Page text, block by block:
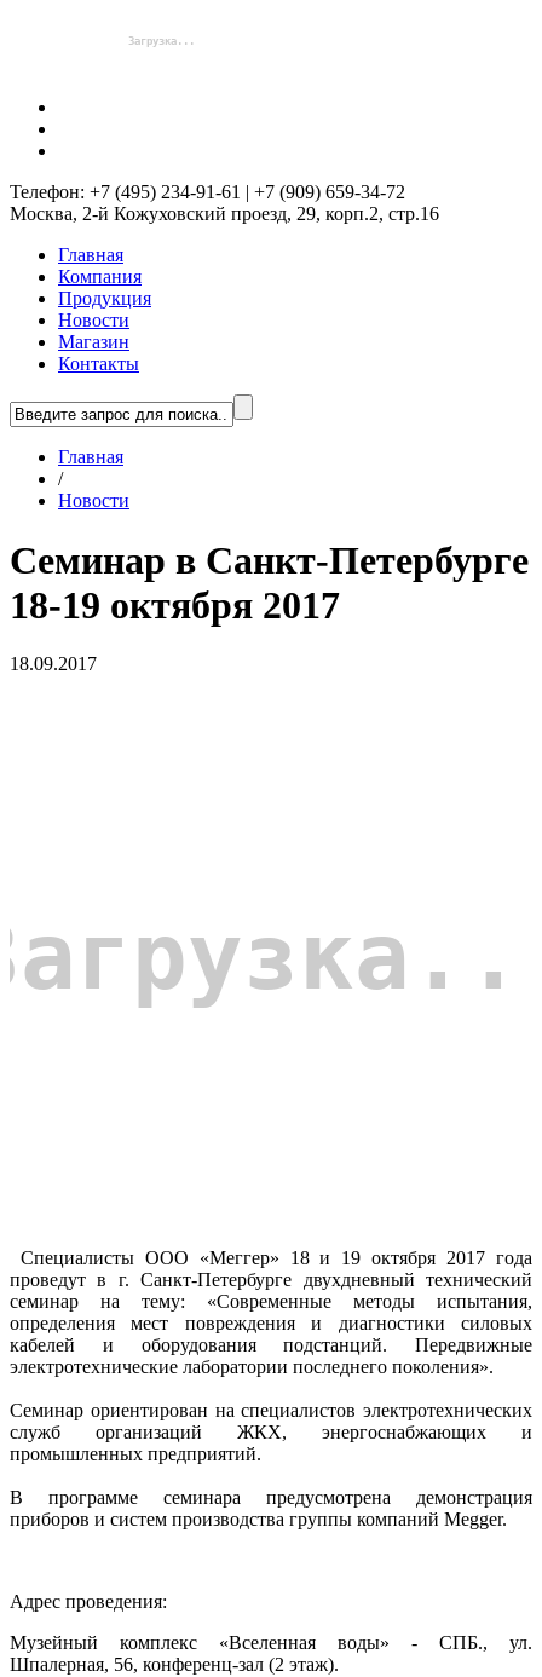
Телефон: +7 (495) 234-91-61 | +7 (909) 659-34-72
Москва, 2-й Кожуховский проезд, 29, корп.2, стр.16
Главная
Компания
Продукция
Новости
Магазин
Контакты
Главная
/
Новости
Семинар в Санкт-Петербурге
18-19 октября 2017
18.09.2017
Специалисты ООО «Меггер» 18 и 19 октября 2017 года
проведут в г. Санкт-Петербурге двухдневный технический
семинар на тему: «Cовременные методы испытания,
определения мест повреждения и диагностики силовых
кабелей и оборудования подстанций. Передвижные
электротехнические лаборатории последнего поколения».
Семинар ориентирован на специалистов электротехнических
служб организаций ЖКХ, энергоснабжающих и
промышленных предприятий.
В программе семинара предусмотрена демонстрация
приборов и систем производства группы компаний Megger.
Адрес проведения:
Музейный комплекс «Вселенная воды» - СПБ., ул.
Шпалерная, 56, конференц-зал (2 этаж).